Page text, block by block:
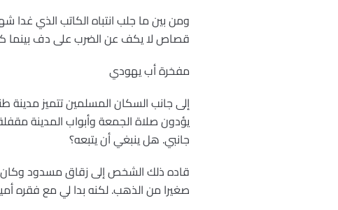
ومن بين ما جلب انتباه الكاتب الذي
قصاص لا يكف عن الضرب على دف بينما
مفخرة أب يهودي
إلى جانب السكان المسلمين تتميز
يؤدون صلاة الجمعة وأبواب المدينة
جانبي. هل ينبغي أن يتبعه؟
قاده ذلك الشخص إلى زقاق مسدود وكان
صغيرا من الذهب. لكنه بدا لي مع فقره